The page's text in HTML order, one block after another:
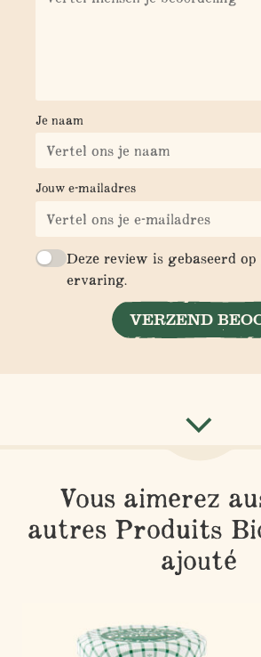
Je naam
Jouw e-mailadres
Deze review is gebaseerd
ervaring.
VERZEND
Vous aimerez
autres Produits
ajouté